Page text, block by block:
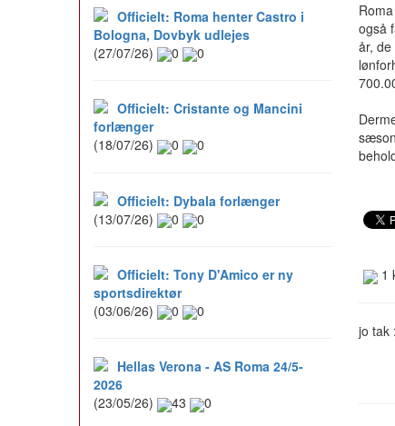
også
år,
1
jo tak
Officielt: Roma henter Castro i
Bologna, Dovbyk udlejes
(27/07/26)
0 0
Officielt: Cristante og Mancini
forlænger
(18/07/26)
0 0
Officielt: Dybala forlænger
(13/07/26)
0 0
Officielt: Tony D'Amico er ny
sportsdirektør
(03/06/26)
0 0
Hellas Verona - AS Roma 24/5-
2026
(23/05/26)
43 0